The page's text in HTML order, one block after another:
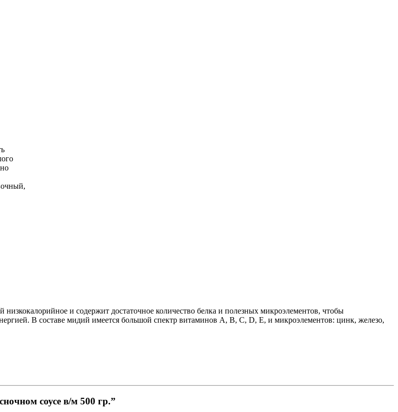
и содержит достаточное количество белка и полезных микроэлементов, чтобы
В составе мидий имеется большой спектр витаминов А, В, С, D, Е, и микроэлементов: цинк, железо,
соусе в/м 500 гр.”